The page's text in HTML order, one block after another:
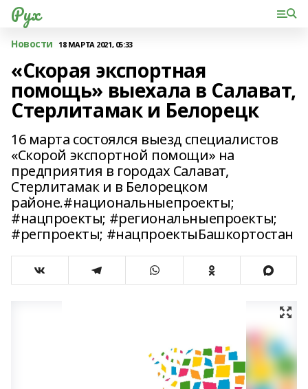
Рух
Новости 18 МАРТА 2021, 05:33
«Скорая экспортная
помощь» выехала в Салават,
Стерлитамак и Белорецк
16 марта состоялся выезд специалистов
«Скорой экспортной помощи» на
предприятия в городах Салават,
Стерлитамак и в Белорецком
районе.#национальныепроекты;
#нацпроекты; #региональныепроекты;
#регпроекты; #нацпроектыБашкортостан